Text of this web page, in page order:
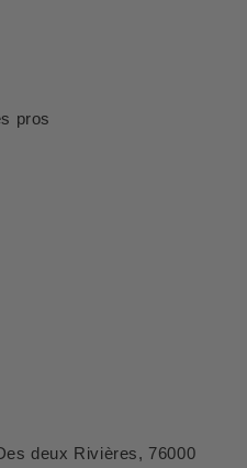
pros
deux Rivières, 76000